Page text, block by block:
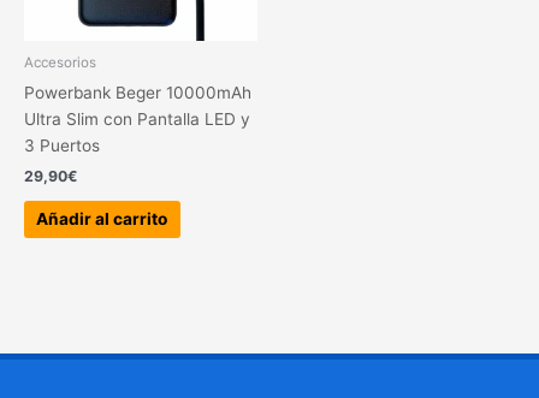
Accesorios
Powerbank Beger 10000mAh
Ultra Slim con Pantalla LED y
3 Puertos
29,90€
Añadir al carrito